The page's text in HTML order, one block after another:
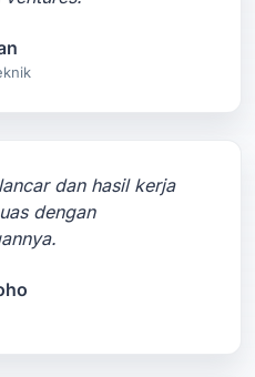
dan hasil kerja
dengan